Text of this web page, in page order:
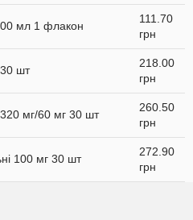
мл 1 флакон
111.70
грн
шт
218.00
грн
мг/60 мг 30 шт
260.50
грн
100 мг 30 шт
272.90
грн